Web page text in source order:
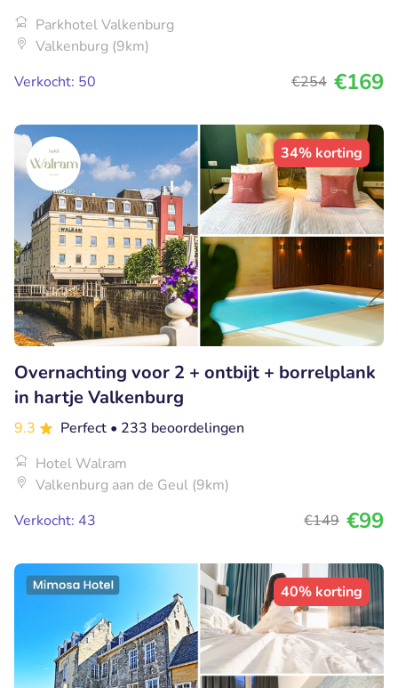
Parkhotel Valkenburg
Valkenburg (9km)
Verkocht: 50
€254 €169
34% korting
Overnachting voor 2 + ontbijt + borrelplank
in hartje Valkenburg
9.3 Perfect • 233 beoordelingen
Hotel Walram
Valkenburg aan de Geul (9km)
Verkocht: 43
€149 €99
40% korting